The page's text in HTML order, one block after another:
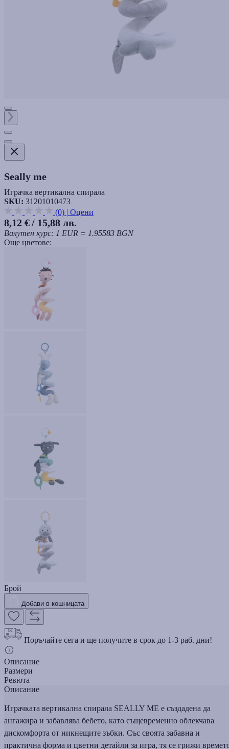
Seally me
Играчка вертикална спирала
SKU: 31201010473
(0) | Оцени
8,12 €/ 15,88 лв.
Валутен курс: 1 EUR = 1.95583 BGN
Още цветове:
Брой
Добави в кошницата
Поръчайте сега и ще получите в срок до 1-3 раб. дни!
Описание
Размери
Ревюта
Описание
Играчката вертикална спирала SEALLY ME е създадена да
ангажира и забавлява бебето, като същевременно облекчава
дискомфорта от никнещите зъбки. Със своята забавна и
практична форма и цветни детайли за игра, тя се грижи